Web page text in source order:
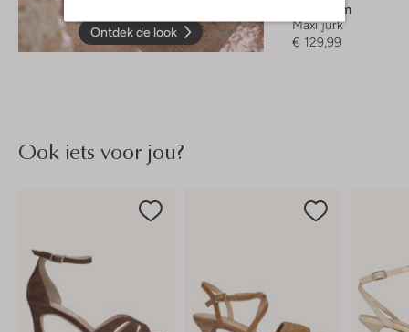
Ontdek de look
Modström
Maxi jurk
€ 129,99
Ook iets voor jou?